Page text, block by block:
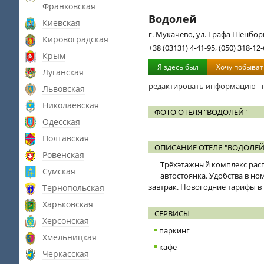
Франковская
Киевская
Кировоградская
Крым
Луганская
Львовская
Николаевская
Одесская
Полтавская
Ровенская
Сумская
Тернопольская
Харьковская
Херсонская
Хмельницкая
Черкасская
Водолей
г. Мукачево, ул. Графа
+38 (03131) 4-41-95, (050) 318-
Я здесь был Хочу
редактировать информацию
ФОТО ОТЕЛЯ "ВОДОЛЕЙ"
ОПИСАНИЕ ОТЕЛЯ
Трёхэтажный комплекс
автостоянка. Удобства в
завтрак. Новогодние тарифы в
СЕРВИСЫ
паркинг
кафе